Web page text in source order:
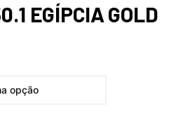
EGÍPCIA GOLD